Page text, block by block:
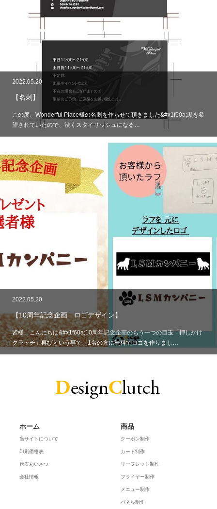
2022.05.20
【名刺】
この度、Wonderful Place様の名刺を作らせて頂きました&#x1f60a;黒を希
望されていたので、渋くスタイリッシュになる…
2022.05.20
【10周年記念企画 ロゴデザイン】
皆様、こんにちは&#x1f60a;10周年記念企画のもう一つの目玉「押しかけ
クラッチ」再びという事で、1名の方に無料でロゴを作りまし…
ホーム
当サイトについて
印刷価格表
代表あいさつ
会社情報
商品
クーポン制作
カード制作
リーフレット制作
フライヤー制作
メニュー制作
パネル制作